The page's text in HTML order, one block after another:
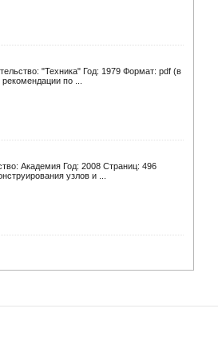
"Техника" Год: 1979 Формат: pdf (в
по ...
Академия Год: 2008 Страниц: 496
узлов и ...